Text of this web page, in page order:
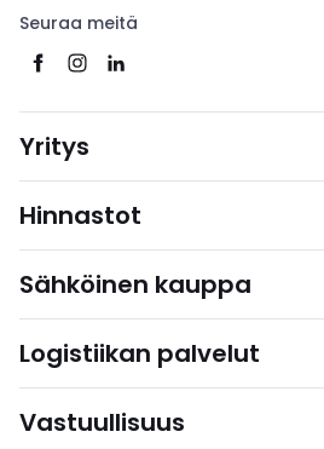
Seuraa meitä
Yritys
Hinnastot
Sähköinen kauppa
Logistiikan palvelut
Vastuullisuus